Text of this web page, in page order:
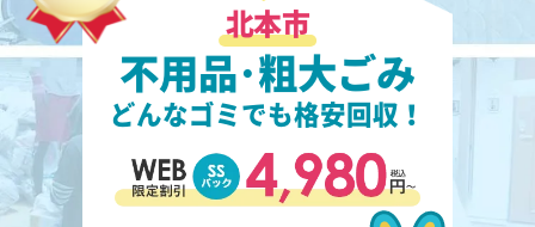
北本市
不用品･粗大ごみ
どんなゴミでも格安回収！